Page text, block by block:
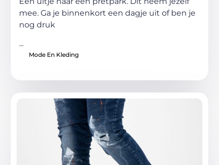
mee. Ga je binnenkort een dagje uit of ben je
nog druk
...
Mode En Kleding